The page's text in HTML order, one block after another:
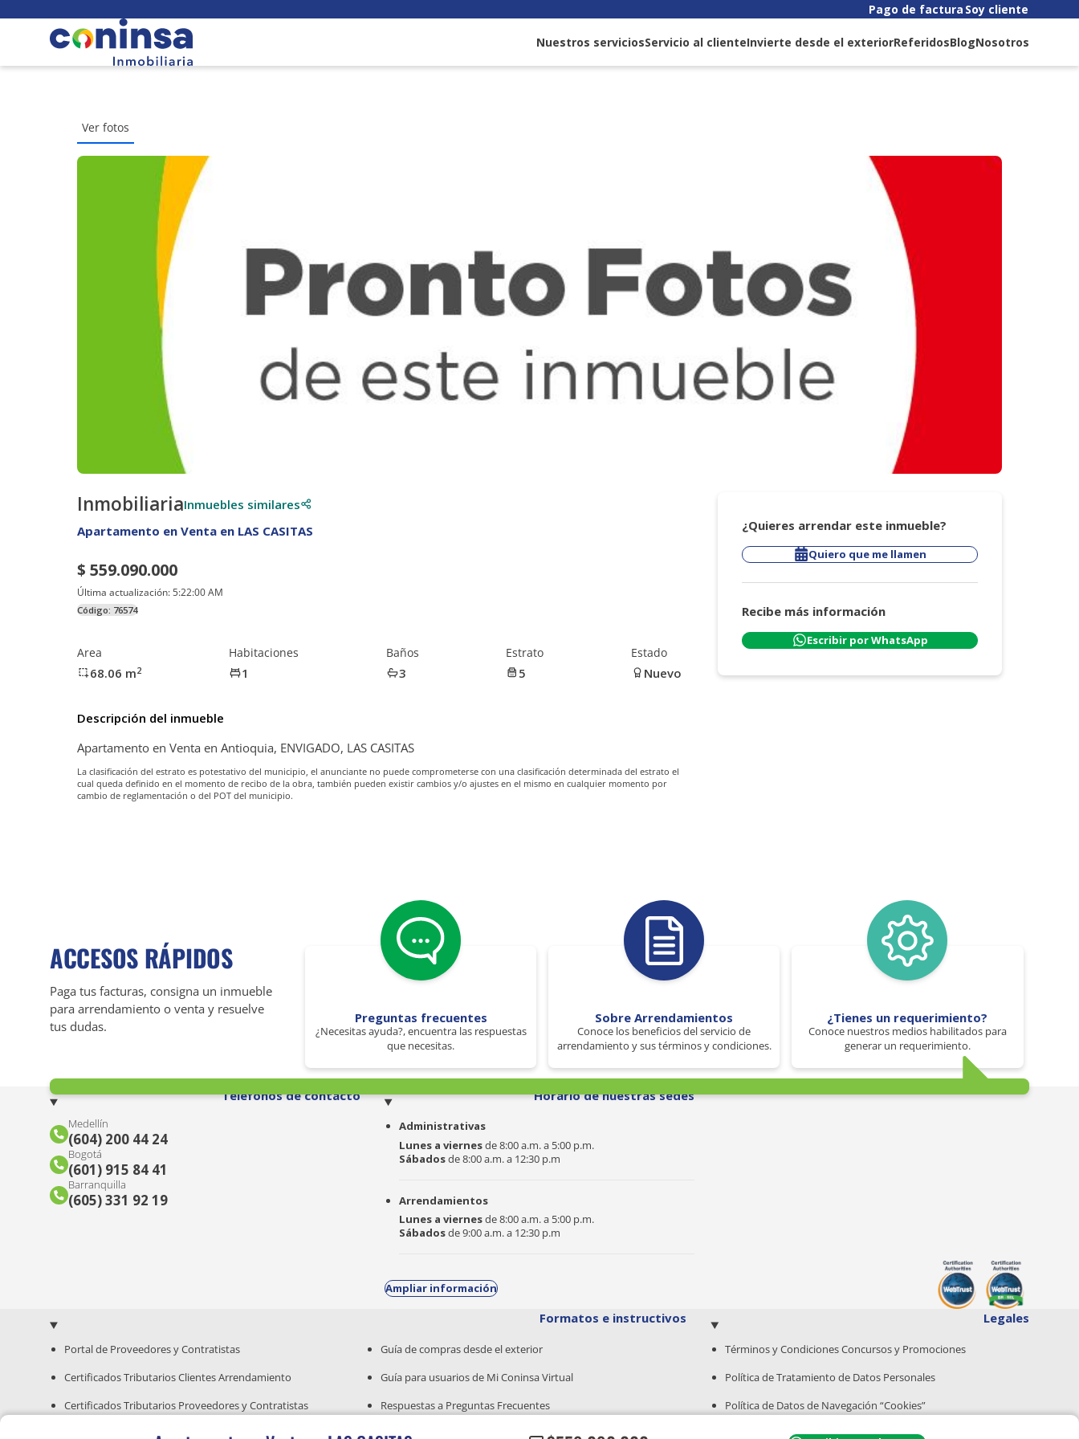
Pago de factura Soy cliente
Nuestros serviciosServicio al clienteInvierte desde el exteriorReferidosBlogNosotros
Ver fotos
InmobiliariaInmuebles similares
Apartamento en Venta en LAS CASITAS
$ 559.090.000
Última actualización:5:22:00 AM
Código: 76574
Area
68.06 m2
Habitaciones
1
Baños
3
Estrato
5
Estado
Nuevo
Descripción del inmueble
Apartamento en Venta en Antioquia, ENVIGADO, LAS CASITAS
La clasificación del estrato es potestativo del municipio, el anunciante no puede comprometerse con una clasificación determinada del estrato el
cual queda definido en el momento de recibo de la obra, también pueden existir cambios y/o ajustes en el mismo en cualquier momento por
cambio de reglamentación o del POT del municipio.
¿Quieres arrendar este inmueble?
Quiero que me llamen
Recibe más información
Escribir por WhatsApp
ACCESOS RÁPIDOS
Paga tus facturas, consigna un inmueble
para arrendamiento o venta y resuelve
tus dudas.
Preguntas frecuentes
¿Necesitas ayuda?, encuentra las respuestas
que necesitas.
Sobre Arrendamientos
Conoce los beneficios del servicio de
arrendamiento y sus términos y condiciones.
¿Tienes un requerimiento?
Conoce nuestros medios habilitados para
generar un requerimiento.
Teléfonos de contacto
Medellín
(604) 200 44 24
Bogotá
(601) 915 84 41
Barranquilla
(605) 331 92 19
Horario de nuestras sedes
Administrativas
Lunes a viernesde 8:00 a.m. a 5:00 p.m.
Sábadosde 8:00 a.m. a 12:30 p.m
Arrendamientos
Lunes a viernesde 8:00 a.m. a 5:00 p.m.
Sábadosde 9:00 a.m. a 12:30 p.m
Ampliar información
Formatos e instructivos
Portal de Proveedores y Contratistas
Certificados Tributarios Clientes Arrendamiento
Certificados Tributarios Proveedores y Contratistas
Guía para Compra de Inmuebles Nuevos
Guía de compras desde el exterior
Guía para usuarios de Mi Coninsa Virtual
Respuestas a Preguntas Frecuentes
Legales
Términos y Condiciones Concursos y Promociones
Política de Tratamiento de Datos Personales
Política de Datos de Navegación “Cookies”